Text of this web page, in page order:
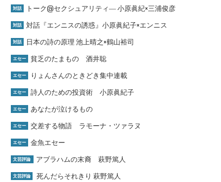
対話 トーク@セクシュアリティ― 小原眞紀×三浦俊彦
対話 対話『エンニスの誘惑』小原眞紀子×エンニス
対話 日本の詩の原理 池上晴之×鶴山裕司
エセー 貧乏のたまもの 酒井聡
エセー りょんさんのときどき集中連載
エセー 詩人のための投資術 小原眞紀子
エセー あなたが泣けるもの
エセー 交差する物語 ラモーナ・ツァラヌ
エセー 金魚エセー
文芸評論 アブラハムの末裔 萩野篤人
文芸評論 死んだらそれきり 萩野篤人